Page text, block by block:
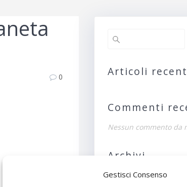
Gestisci Consenso
0 Articoli
Commenti
Nessun commento da
Archivi
Nessun archivio da